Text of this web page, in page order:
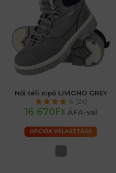
Női téli cipő LIVIGNO GREY
(2x)
16 670Ft ÁFA-val
OPCIÓK VÁLASZTÁSA